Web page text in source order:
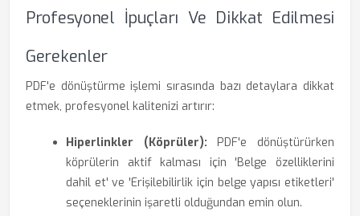
Profesyonel İpuçları Ve Dikkat Edilmesi
Gerekenler
PDF'e dönüştürme işlemi sırasında bazı detaylara dikkat
etmek, profesyonel kalitenizi artırır:
Hiperlinkler (Köprüler): PDF'e dönüştürürken
köprülerin aktif kalması için 'Belge özelliklerini
dahil et' ve 'Erişilebilirlik için belge yapısı etiketleri'
seçeneklerinin işaretli olduğundan emin olun.